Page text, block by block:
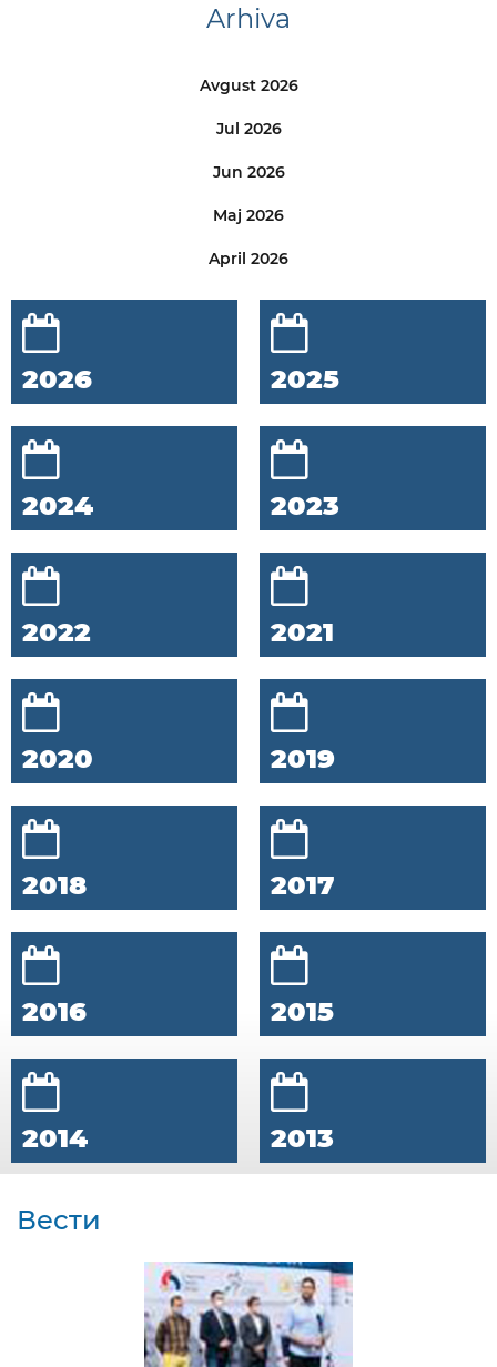
Arhiva
Avgust 2026
Jul 2026
Jun 2026
Maj 2026
April 2026
2026 2025
2024 2023
2022 2021
2020 2019
2018 2017
2016 2015
2014 2013
Вести